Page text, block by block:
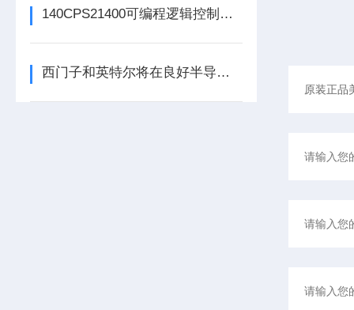
140CPS21400可编程逻辑控制器的常见问题解决方法分享
西门子和英特尔将在良好半导体制造领域展开合作